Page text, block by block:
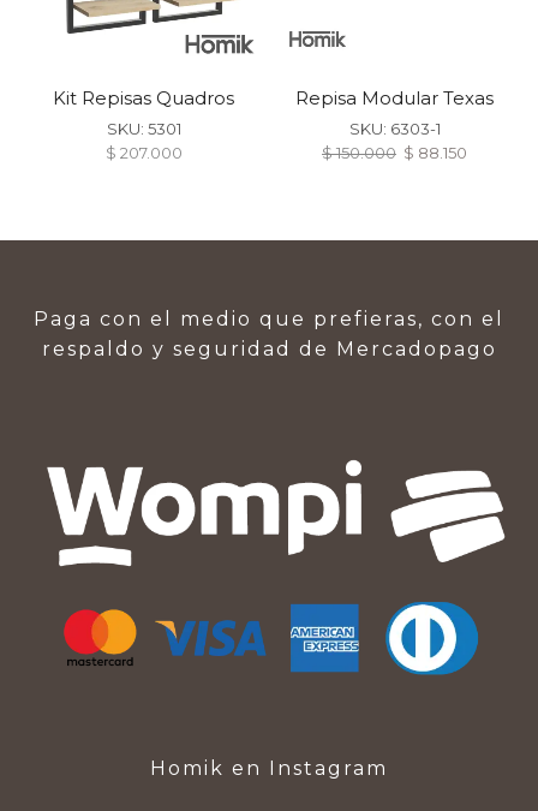
Kit Repisas Quadros
SKU: 5301
$ 207.000
Repisa Modular Texas
SKU: 6303-1
$150.000 $ 88.150
Paga con el medio que prefieras, con el
respaldo y seguridad de Mercadopago
Homik en Instagram